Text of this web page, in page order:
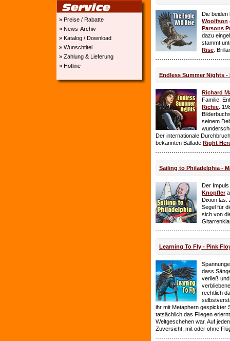
» Preise / Rabatte
» News-Archiv
» Katalog / Download
» Wunschtitel
» Zahlung & Lieferung
» Hotline
Die beiden
Woolfson
Parsons
dazu
stammt
Rise .
Endless Summer Nights -
Richard
Familie.
Richie .
seinem
Der internationale
bekannten Ballade Right
Sailing to Philadelphia -
Der
Knopfler
Dixion las.
Segel für
sich von
Learning To Fly - Pink
dass
verließ
rechtlich
ihr mit Metaphern gespickter
tatsächlich das Fliegen
Weltgeschehen war. Auf
Zuversicht, mit oder ohne